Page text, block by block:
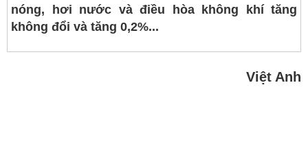
nóng, hơi nước và điều hòa không khí tăng
không đổi và tăng 0,2%...
Việt Anh